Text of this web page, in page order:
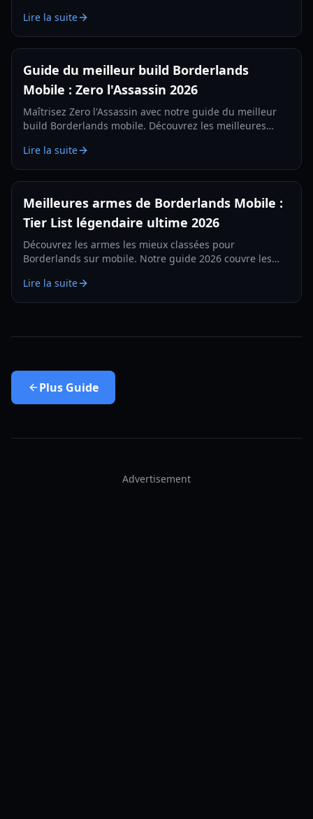
phares de l'année.
Lire la suite
Guide du meilleur build Borderlands
Mobile : Zero l'Assassin 2026
Maîtrisez Zero l'Assassin avec notre guide du meilleur
build Borderlands mobile. Découvrez les meilleures
mobile en 2026.
Lire la suite
Meilleures armes de Borderlands Mobile :
Tier List légendaire ultime 2026
Découvrez les armes les mieux classées pour
Borderlands sur mobile. Notre guide 2026 couvre les
dominer Elpis.
Lire la suite
Plus Guide
Advertisement